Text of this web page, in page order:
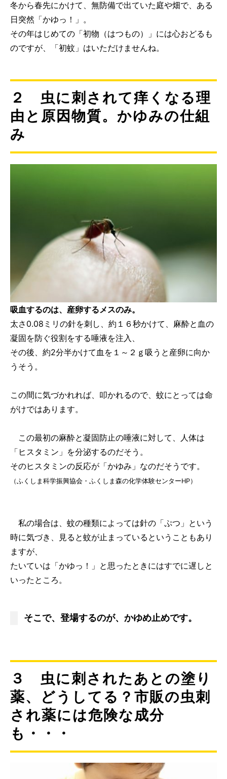
冬から春先にかけて、無防備で出ていた庭や畑で、ある
日突然「かゆっ！」。
その年はじめての「初物（はつもの）」には心おどるも
のですが、「初蚊」はいただけませんね。
２ 虫に刺されて痒くなる理
由と原因物質。かゆみの仕組
み
吸血するのは、産卵するメスのみ。
太さ0.08ミリの針を刺し、約１６秒かけて、麻酔と血の
凝固を防ぐ役割をする唾液を注入、
その後、約2分半かけて血を１～２ｇ吸うと産卵に向か
うそう。
この間に気づかれれば、叩かれるので、蚊にとっては命
がけではあります。
この最初の麻酔と凝固防止の唾液に対して、人体は
「ヒスタミン」を分泌するのだそう。
そのヒスタミンの反応が「かゆみ」なのだそうです。
（ふくしま科学振興協会・ふくしま森の化学体験センターHP）
私の場合は、蚊の種類によっては針の「ぷつ」という
時に気づき、見ると蚊が止まっているということもあり
ますが、
たいていは「かゆっ！」と思ったときにはすでに遅しと
いったところ。
そこで、登場するのが、かゆめ止めです。
３ 虫に刺されたあとの塗り
薬、どうしてる？市販の虫刺
され薬には危険な成分
も・・・